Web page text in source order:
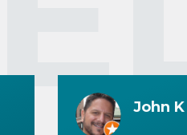
John K